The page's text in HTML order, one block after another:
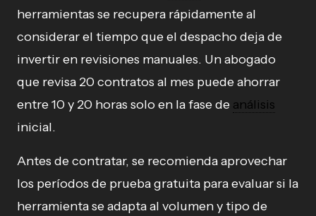
herramientas se recupera rápidamente al
considerar el tiempo que el despacho deja de
invertir en revisiones manuales. Un abogado
que revisa 20 contratos al mes puede ahorrar
entre 10 y 20 horas solo en la fase de análisis
inicial.
Antes de contratar, se recomienda aprovechar
los períodos de prueba gratuita para evaluar si la
herramienta se adapta al volumen y tipo de